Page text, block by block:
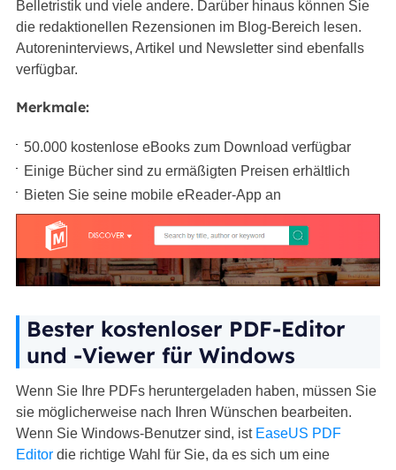
Belletristik und viele andere. Darüber hinaus können Sie
die redaktionellen Rezensionen im Blog-Bereich lesen.
Autoreninterviews, Artikel und Newsletter sind ebenfalls
verfügbar.
Merkmale:
50.000 kostenlose eBooks zum Download verfügbar
Einige Bücher sind zu ermäßigten Preisen erhältlich
Bieten Sie seine mobile eReader-App an
Bester kostenloser PDF-Editor
und -Viewer für Windows
Wenn Sie Ihre PDFs heruntergeladen haben, müssen Sie
sie möglicherweise nach Ihren Wünschen bearbeiten.
Wenn Sie Windows-Benutzer sind, ist EaseUS PDF
Editordie richtige Wahl für Sie, da es sich um eine